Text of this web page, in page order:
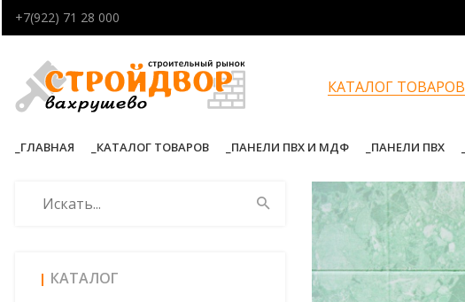
+7(922) 71 28 000
КАТАЛОГ ТОВАРОВ
ГЛАВНАЯ КАТАЛОГ ТОВАРОВ ПАНЕЛИ ПВХ И МДФ ПАНЕЛИ ПВХ
КАТАЛОГ